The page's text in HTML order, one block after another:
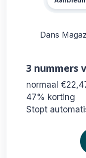
Dans
3 nummers
normaal
47% korting
Stopt